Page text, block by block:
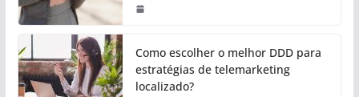
Como escolher o melhor DDD para
estratégias de telemarketing
localizado?